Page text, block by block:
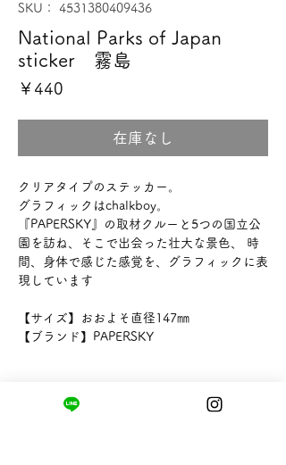
SKU： 4531380409436
National Parks of Japan
sticker 霧島
￥440
在庫なし
クリアタイプのステッカー。
グラフィックはchalkboy。
『PAPERSKY』の取材クルーと5つの国立公
園を訪ね、そこで出会った壮大な景色、 時
間、身体で感じた感覚を、グラフィックに表
現しています
【サイズ】おおよそ直径147㎜
【ブランド】PAPERSKY
まちの小さな商店ittō